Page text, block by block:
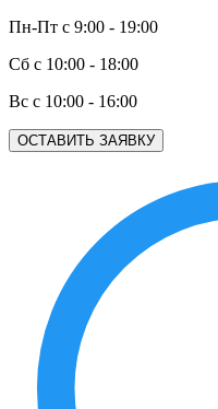
Пн-Пт с 9:00 - 19:00
Сб с 10:00 - 18:00
Вс с 10:00 - 16:00
ОСТАВИТЬ ЗАЯВКУ